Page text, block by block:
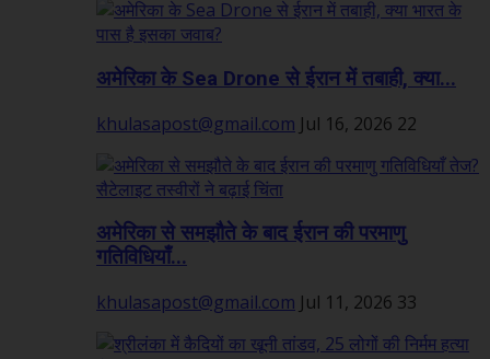
अमेरिका के Sea Drone से ईरान में तबाही, क्या...
khulasapost@gmail.com Jul 16, 2026 22
अमेरिका से समझौते के बाद ईरान की परमाणु
गतिविधियाँ...
khulasapost@gmail.com Jul 11, 2026 33